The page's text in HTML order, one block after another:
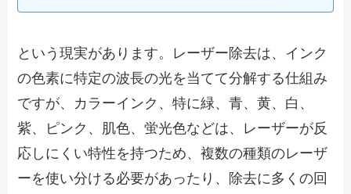
という現実があります。レーザー除去は、インク
の色素に特定の波長の光を当てて分解する仕組み
ですが、カラーインク、特に緑、青、黄、白、
紫、ピンク、肌色、蛍光色などは、レーザーが反
応しにくい特性を持つため、複数の種類のレーザ
ーを使い分ける必要があったり、除去に多くの回